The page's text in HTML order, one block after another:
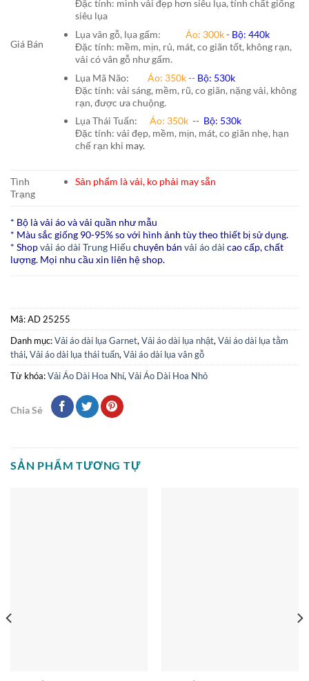
Giá Bán
Đặc tính: mình vải đẹp hơn siêu lụa, tính chất giống
siêu lụa
Lụa vân gỗ, lụa gấm: Áo: 300k- Bộ: 440k
Đặc tính: mềm, mịn, rủ, mát, co giãn tốt, không rạn,
vải có vân gỗ như gấm.
Lụa Mã Não: Áo: 350k-- Bộ: 530k
Đặc tính: vải sáng, mềm, rũ, co giãn, nặng vải, không
rạn, được ưa chuộng.
Lụa Thái Tuấn: Áo: 350k-- Bộ: 530k
Đặc tính: vải đẹp, mềm, mịn, mát, co giãn nhẹ, hạn
chế rạn khi may.
Tình
Trạng
Sản phẩm là vải, ko phải may sẵn
* Bộ là vải áo và vải quần như mẫu
* Màu sắc giống 90-95% so với hình ảnh tùy theo thiết bị sử dụng.
* Shopvải áo dài Trung Hiếu chuyên bán vải áo dài cao cấp, chất
lượng. Mọi nhu cầu xin liên hệ shop.
Mã:AD 25255
Danh mục:Vải áo dài lụa Garnet,Vải áo dài lụa nhật,Vải áo dài lụa tằm
thái,Vải áo dài lụa thái tuấn,Vải áo dài lụa vân gỗ
Từ khóa:Vải Áo Dài Hoa Nhí,Vải Áo Dài Hoa Nhỏ
Chia Sẻ
SẢN PHẨM TƯƠNG TỰ